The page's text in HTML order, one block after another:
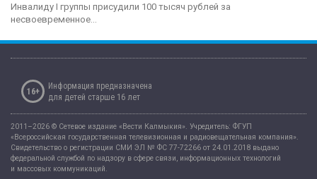
Инвалиду I группы присудили 100 тысяч рублей за
несвоевременное...
16+
Информация предназначена
для детей старше 16 лет
2011–2026 © Сетевое издание «Вести Калмыкия». Учредитель: ФГУП
«Всероссийская государственная телевизионная и радиовещательная компания».
Свидетельство о регистрации СМИ ЭЛ № ФС 77-72266 от 24.01.2018 выдано
федеральной службой по надзору в сфере связи, информационных технологий
и массовых коммуникаций.